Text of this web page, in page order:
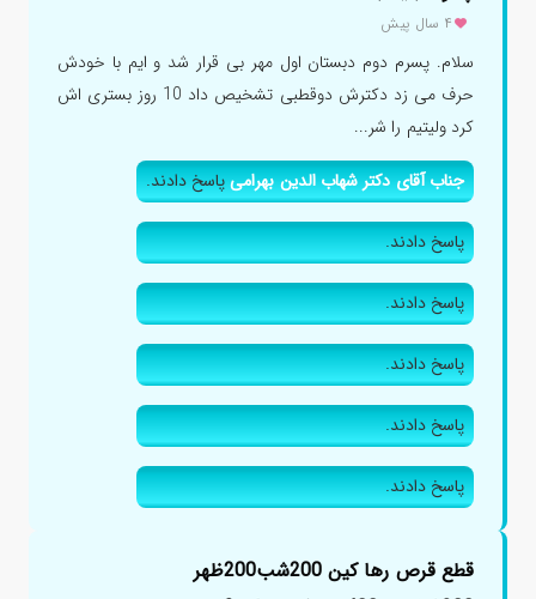
۴ سال پیش
سلام. پسرم دوم دبستان اول مهر بی قرار شد و ایم با خودش
حرف می زد دکترش دوقطبی تشخیص داد 10 روز بستری اش
کرد ولیتیم را شر...
جناب آقای دکتر شهاب الدین بهرامیپاسخ دادند.
پاسخ دادند.
پاسخ دادند.
پاسخ دادند.
پاسخ دادند.
پاسخ دادند.
قطع قرص رها کین 200شب200ظهر